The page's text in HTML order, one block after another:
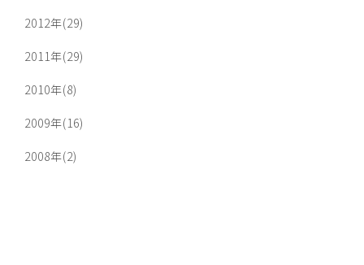
2012年(29)
2011年(29)
2010年(8)
2009年(16)
2008年(2)